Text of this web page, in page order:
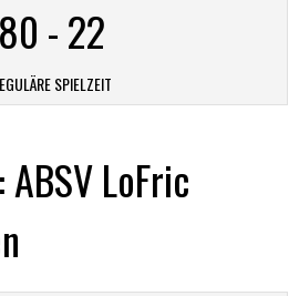
80 -22
SPIELZEIT
LoFric